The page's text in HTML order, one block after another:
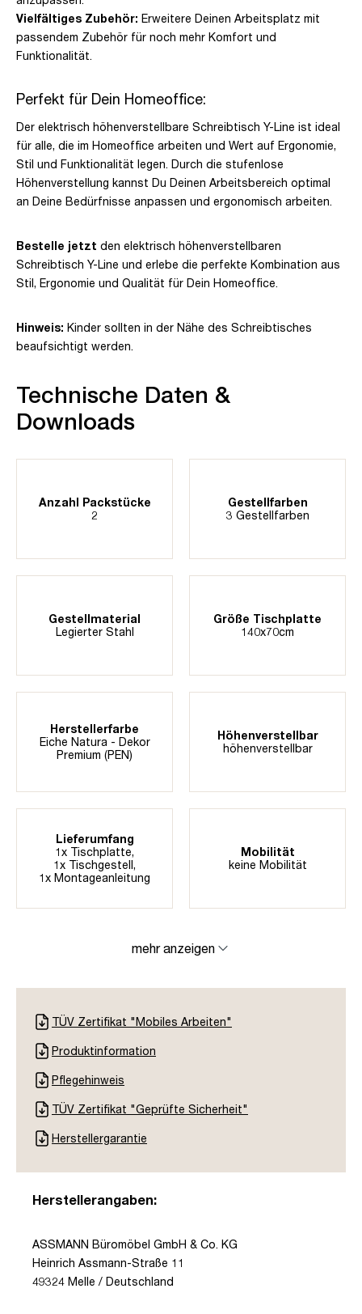
Vielfältiges Zubehör: Erweitere Deinen Arbeitsplatz mit
passendem Zubehör für noch mehr Komfort und
Funktionalität.
Perfekt für Dein Homeoffice:
Der elektrisch höhenverstellbare Schreibtisch Y-Line ist ideal
für alle, die im Homeoffice arbeiten und Wert auf Ergonomie,
Stil und Funktionalität legen. Durch die stufenlose
Höhenverstellung kannst Du Deinen Arbeitsbereich optimal
an Deine Bedürfnisse anpassen und ergonomisch arbeiten.
Bestelle jetzt den elektrisch höhenverstellbaren
Schreibtisch Y-Line und erlebe die perfekte Kombination aus
Stil, Ergonomie und Qualität für Dein Homeoffice.
Hinweis: Kinder sollten in der Nähe des Schreibtisches
beaufsichtigt werden.
Technische Daten &
Downloads
Anzahl Packstücke
2
Gestellfarben
3 Gestellfarben
Gestellmaterial
Legierter Stahl
Größe Tischplatte
140x70cm
Herstellerfarbe
Eiche Natura - Dekor
Premium (PEN)
Höhenverstellbar
höhenverstellbar
Lieferumfang
1x Tischplatte,
1x Tischgestell,
1x Montageanleitung
Mobilität
keine Mobilität
mehr anzeigen
TÜV Zertifikat "Mobiles Arbeiten"
Produktinformation
Pflegehinweis
TÜV Zertifikat "Geprüfte Sicherheit"
Herstellergarantie
Herstellerangaben:
ASSMANN Büromöbel GmbH & Co. KG
Heinrich Assmann-Straße 11
49324 Melle / Deutschland